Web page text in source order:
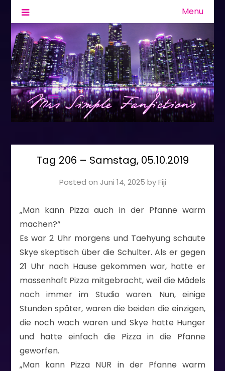
Mrs Simple
Fanfiction & Geschichten Menu
Tag 206 – Samstag, 05.10.2019
Posted on Juni 14, 2025 byFiji
„Man kann Pizza auch in der Pfanne warm
machen?“
Es war 2 Uhr morgens und Taehyung schaute
Skye skeptisch über die Schulter. Als er gegen
21 Uhr nach Hause gekommen war, hatte er
massenhaft Pizza mitgebracht, weil die Mädels
noch immer im Studio waren. Nun, einige
Stunden später, waren die beiden die einzigen,
die noch wach waren und Skye hatte Hunger
und hatte einfach die Pizza in die Pfanne
geworfen.
„Man kann Pizza NUR in der Pfanne warm